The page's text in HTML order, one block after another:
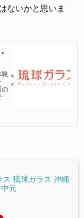
ないかと思いま
験
の
ス 琉球ガラス 沖縄
元